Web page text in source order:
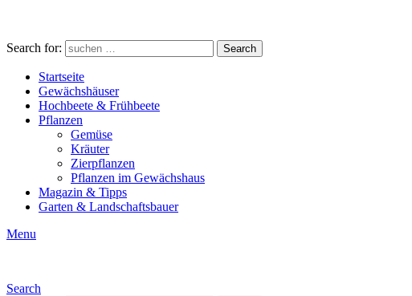
Search for: Search
Startseite
Gewächshäuser
Hochbeete & Frühbeete
Pflanzen
Gemüse
Kräuter
Zierpflanzen
Pflanzen im Gewächshaus
Magazin & Tipps
Garten & Landschaftsbauer
Menu
Search